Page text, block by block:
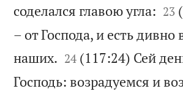
соделался главою угла: 

23
– от Господа, и есть дивно
наших. 

24 (117:24) Сей
Господь: возрадуемся и